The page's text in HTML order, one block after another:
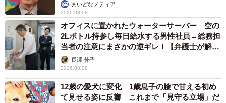
まいどなメディア
2026.08.08
オフィスに置かれたウォーターサーバー 空の
2Lボトル持参し毎日給水する男性社員→総務担
当者の注意にまさかの逆ギレ！【弁護士が解
説】長澤 芳子
2026.08.08
12歳の愛犬に変化 1歳息子の膝で甘える初め
て見せる姿に反響 これまで「見守る立場」だ